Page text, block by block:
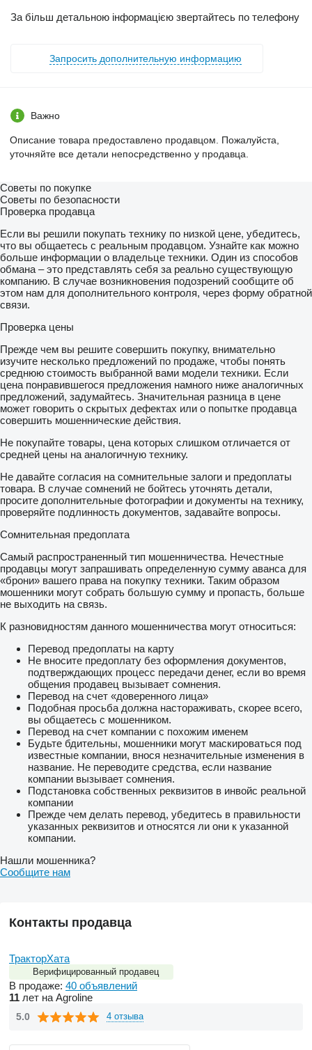
За більш детальною інформацією звертайтесь по телефону
Запросить дополнительную информацию
Важно
Описание товара предоставлено продавцом. Пожалуйста,
уточняйте все детали непосредственно у продавца.
Советы по покупке
Советы по безопасности
Проверка продавца
Если вы решили покупать технику по низкой цене, убедитесь,
что вы общаетесь с реальным продавцом. Узнайте как можно
больше информации о владельце техники. Один из способов
обмана – это представлять себя за реально существующую
компанию. В случае возникновения подозрений сообщите об
этом нам для дополнительного контроля, через форму обратной
связи.
Проверка цены
Прежде чем вы решите совершить покупку, внимательно
изучите несколько предложений по продаже, чтобы понять
среднюю стоимость выбранной вами модели техники. Если
цена понравившегося предложения намного ниже аналогичных
предложений, задумайтесь. Значительная разница в цене
может говорить о скрытых дефектах или о попытке продавца
совершить мошеннические действия.
Не покупайте товары, цена которых слишком отличается от
средней цены на аналогичную технику.
Не давайте согласия на сомнительные залоги и предоплаты
товара. В случае сомнений не бойтесь уточнять детали,
просите дополнительные фотографии и документы на технику,
проверяйте подлинность документов, задавайте вопросы.
Сомнительная предоплата
Самый распространенный тип мошенничества. Нечестные
продавцы могут запрашивать определенную сумму аванса для
«брони» вашего права на покупку техники. Таким образом
мошенники могут собрать большую сумму и пропасть, больше
не выходить на связь.
К разновидностям данного мошенничества могут относиться:
Перевод предоплаты на карту
Не вносите предоплату без оформления документов,
подтверждающих процесс передачи денег, если во время
общения продавец вызывает сомнения.
Перевод на счет «доверенного лица»
Подобная просьба должна настораживать, скорее всего,
вы общаетесь с мошенником.
Перевод на счет компании с похожим именем
Будьте бдительны, мошенники могут маскироваться под
известные компании, внося незначительные изменения в
название. Не переводите средства, если название
компании вызывает сомнения.
Подстановка собственных реквизитов в инвойс реальной
компании
Прежде чем делать перевод, убедитесь в правильности
указанных реквизитов и относятся ли они к указанной
компании.
Нашли мошенника?
Сообщите нам
Контакты продавца
ТракторХата
Верифицированный продавец
В продаже: 40 объявлений
11 лет на Agroline
5.0 4 отзыва